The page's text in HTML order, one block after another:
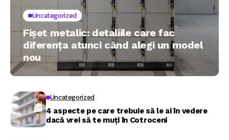
Uncategorized
Fișet metalic: detaliile care fac
diferența atunci când alegi un model
nou
Uncategorized
4 aspecte pe care trebuie să le ai în vedere
dacă vrei să te muți în Cotroceni